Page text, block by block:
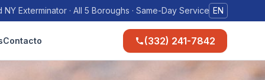
NY Exterminator · All 5 Boroughs · Same-Day Service EN
Contacto (332) 241-7842